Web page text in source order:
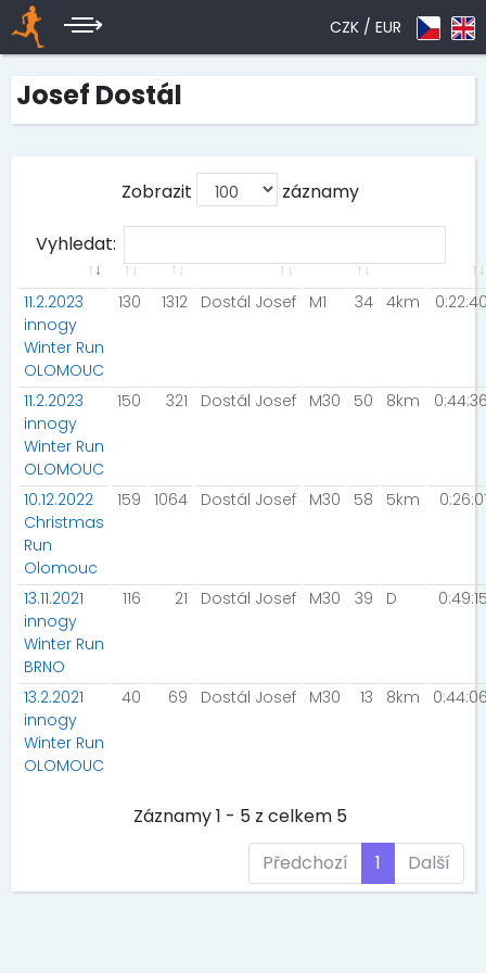
CZK / EUR
Josef Dostál
Zobrazit záznamy
Vyhledat:
11.2.2023
innogy
Winter Run
OLOMOUC
130 1312 Dostál Josef M1 34 4km
11.2.2023
innogy
Winter Run
OLOMOUC
150 321 Dostál Josef M30 50 8km
10.12.2022
Christmas
Run
Olomouc
159 1064 Dostál Josef M30 58 5km
13.11.2021
innogy
Winter Run
BRNO
116 21 Dostál Josef M30 39 D
13.2.2021
innogy
Winter Run
OLOMOUC
40 69 Dostál Josef M30 13 8km
Záznamy 1 - 5 z celkem 5
Předchozí
1 Další